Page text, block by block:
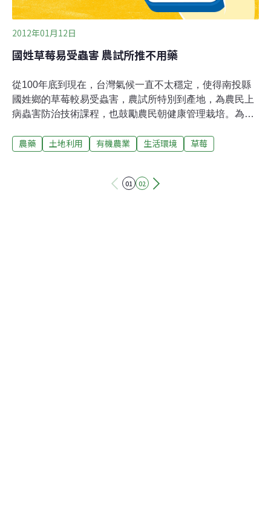
2012年01月12日
國姓草莓易受蟲害 農試所推不用藥
從100年底到現在，台灣氣候一直不太穩定，使得南投縣
國姓鄉的草莓較易受蟲害，農試所特別到產地，為農民上
病蟲害防治技術課程，也鼓勵農民朝健康管理栽培。為了
區，也就是國姓鄉福龜村，進行一場病蟲害防治課程，而
可以減少使用農藥，不僅能夠降低經營成本，也能夠讓消
農藥 土地利用 有機農業 生活環境 草莓
01 02